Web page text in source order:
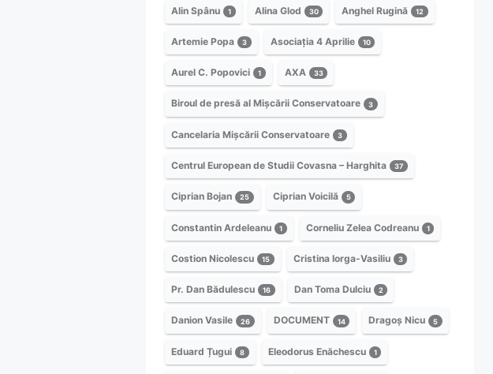
Alin Spânu 1 Alina Glod 30 Anghel Rugină 12
Artemie Popa 3 Asociația 4 Aprilie 10
Aurel C. Popovici 1 AXA 33
Biroul de presă al Mișcării Conservatoare 3
Cancelaria Mișcării Conservatoare 3
Centrul European de Studii Covasna – Harghita 37
Ciprian Bojan 25 Ciprian Voicilă 5
Constantin Ardeleanu 1 Corneliu Zelea Codreanu 1
Costion Nicolescu 15 Cristina Iorga-Vasiliu 3
Pr. Dan Bădulescu 16 Dan Toma Dulciu 2
Danion Vasile 26 DOCUMENT 14 Dragoș Nicu 5
Eduard Țugui 8 Eleodorus Enăchescu 1